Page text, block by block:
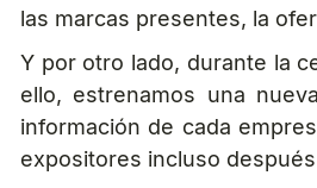
las marcas presentes, la
Y por otro lado, durante la
ello, estrenamos una
información de cada
expositores incluso